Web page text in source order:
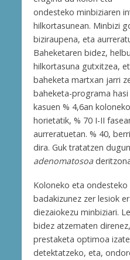
ondesteko minbiziaren
hilkortasunean. Minbizi
biziraupena, eta
Baheketaren bidez,
hilkortasuna gutxitzea,
baheketa martxan jarri
baheketa-programa
kasuen % 4,6an
horietatik, % 70 I-II
aurreratuetan. % 40,
dira. Guk tratatzen
adenomatosoa
Koloneko eta ondesteko
badakizunez zer lesiok
diezaiokezu minbiziari.
bidez atzematen
prestaketa optimoa
detektatzeko, eta,